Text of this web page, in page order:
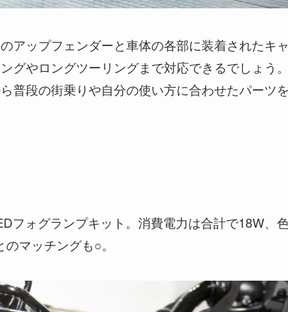
アップフェンダーと車体の各部に装着されたキ
グやロングツーリングまで対応できるでしょう
普段の街乗りや自分の使い方に合わせたパーツ
フォグランプキット。消費電力は合計で18W、
マッチングも○。